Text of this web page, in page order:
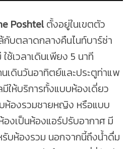
Poshtelตั้งอยู่ในเขตตัว
กับตลาดกลางคืนไนท์บาร์ซ่า
ใช้เวลาเดินเพียง 5 นาที
เดินวันอาทิตย์และประตูท่าแพ
ให้บริการทั้งแบบห้องเดี่ยว
ห้องรวมชายหญิง หรือแบบ
งเป็นห้องแอร์ปรับอากาศ มี
รับห้องรวม นอกจากนี้ถึงน้ำดื่ม